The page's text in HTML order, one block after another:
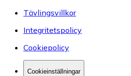
Tävlingsvillkor
Integritetspolicy
Cookiepolicy
Cookieinställningar